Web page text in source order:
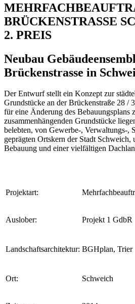
BRÜCKENSTRASSE
2. PREIS
Neubau
Brückenstrasse in
Der Entwurf stellt ein Konzept zur
Grundstücke an der Brückenstraße 28 /
für eine Änderung des Bebauungsplans
zusammenhängenden Grundstücke
belebten, von Gewerbe-, Verwaltungs-,
geprägten Ortskern der Stadt Schweich,
Bebauung und einer vielfältigen
Projektart:
Auslober: Projekt 1 GdbR
Landschaftsarchitektur: BGHplan, Trier
Ort: Schweich